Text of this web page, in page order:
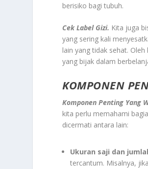
berisiko bagi tubuh.
Cek Label Gizi. Kita juga
yang sering kali
lain yang tidak sehat.
yang bijak dalam
KOMPONEN
Komponen Penting Yang
kita perlu memahami
dicermati antara lain:
Ukuran saji dan
tercantum. Misalnya,